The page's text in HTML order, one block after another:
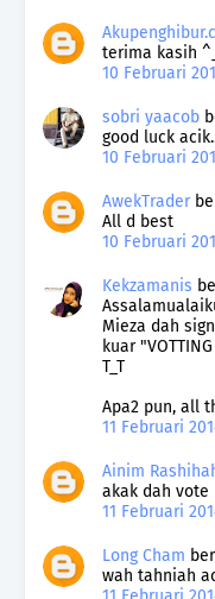
terima kasih
10 Februari
sobri yaacob
good luck
10 Februari
AwekTrader
All d best
10 Februari
Kekzamanis
Mieza dah
kuar
T_T
Apa2 pun, all
11 Februari
Ainim
akak dah vote
11 Februari
Long Cham
wah tahniah